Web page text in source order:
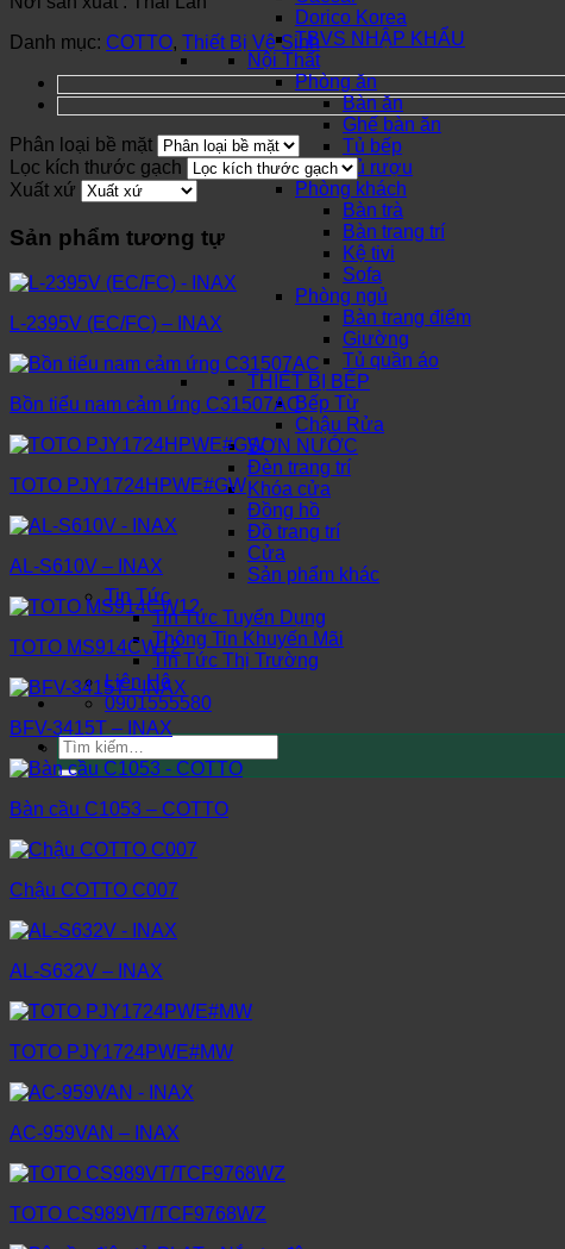
Dorico Korea
TBVS NHẬP KHẨU
Nội Thất
Phòng ăn
Bàn ăn
Ghế bàn ăn
Tủ bếp
Tủ rượu
Phòng khách
Bàn trà
Bàn trang trí
Kệ tivi
Sofa
Phòng ngủ
Bàn trang điểm
Giường
Tủ quần áo
THIẾT BỊ BẾP
Bếp Từ
Chậu Rửa
SƠN NƯỚC
Đèn trang trí
Khóa cửa
Đồng hồ
Đồ trang trí
Cửa
Sản phẩm khác
Tin Tức
Tin Tức Tuyển Dụng
Thông Tin Khuyến Mãi
Tin Tức Thị Trường
Liên Hệ
0901555580
Tìm
kiếm:
Danh mục: COTTO, Thiết Bị Vệ Sinh
Phân loại bề mặt
Lọc kích thước gạch
Xuất xứ
Sản phẩm tương tự
L-2395V (EC/FC) – INAX
Bồn tiểu nam cảm ứng C31507AC
TOTO PJY1724HPWE#GW
AL-S610V – INAX
TOTO MS914CW12
BFV-3415T – INAX
Bàn cầu C1053 – COTTO
Chậu COTTO C007
AL-S632V – INAX
TOTO PJY1724PWE#MW
AC-959VAN – INAX
TOTO CS989VT/TCF9768WZ